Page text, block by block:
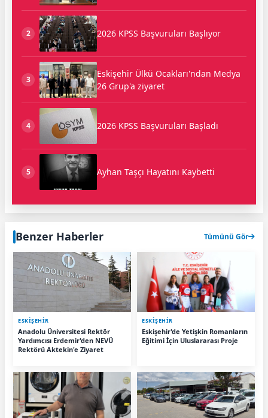
2 2026 KPSS Başvuruları Başlıyor
3
Eskişehir Ülkü Ocakları'ndan Medya
26 Grup'a ziyaret
4 2026 KPSS Başvuruları Başladı
5 Ayhan Taşçı Hayatını Kaybetti
Benzer Haberler Tümünü Gör
ESKIŞEHIR
Anadolu Üniversitesi Rektör
Yardımcısı Erdemir'den NEVÜ
Rektörü Aktekin'e Ziyaret
ESKIŞEHIR
Eskişehir'de Yetişkin Romanların
Eğitimi İçin Uluslararası Proje